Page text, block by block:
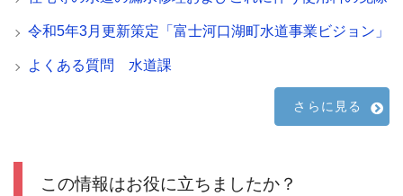
令和5年3月更新策定「富士河口湖町水道事業ビジョン」
よくある質問 水道課
さらに見る
この情報はお役に立ちましたか？